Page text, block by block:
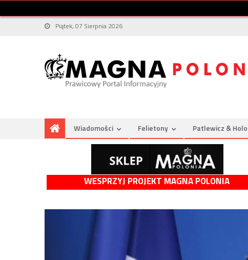
Piątek, 07 Sierpnia 2026
Wiadomości Felietony Patlewicz &
WESPRZYJ PROJEKT MAGNA POLONIA